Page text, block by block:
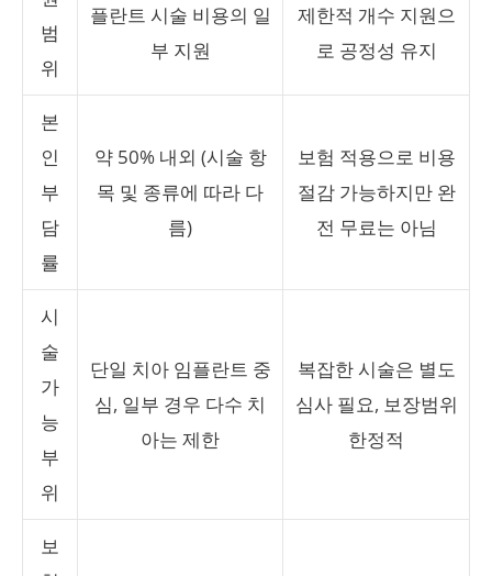
범
위
플란트 시술 비용의 일
부 지원
제한적 개수 지원으
로 공정성 유지
본
인
부
담
률
약 50% 내외 (시술 항
목 및 종류에 따라 다
름)
보험 적용으로 비용
절감 가능하지만 완
전 무료는 아님
시
술
가
능
부
위
단일 치아 임플란트 중
심, 일부 경우 다수 치
아는 제한
복잡한 시술은 별도
심사 필요, 보장범위
한정적
보